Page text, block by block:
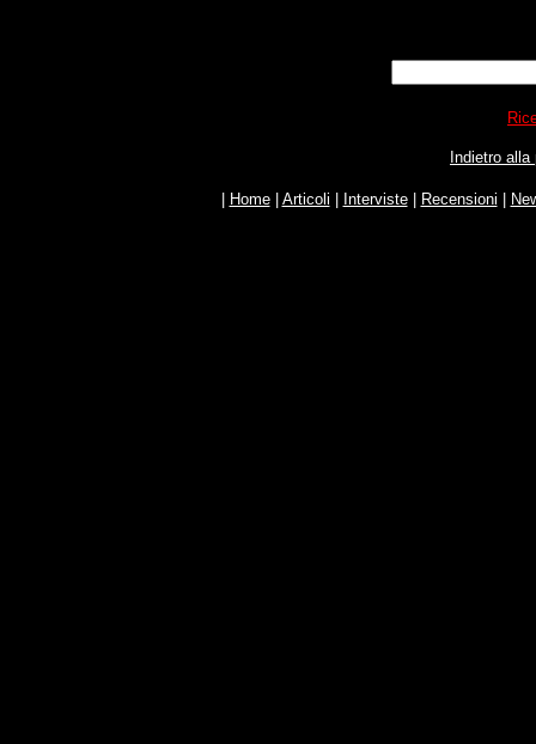
Indietro
Home| Articoli Interviste| Recensioni